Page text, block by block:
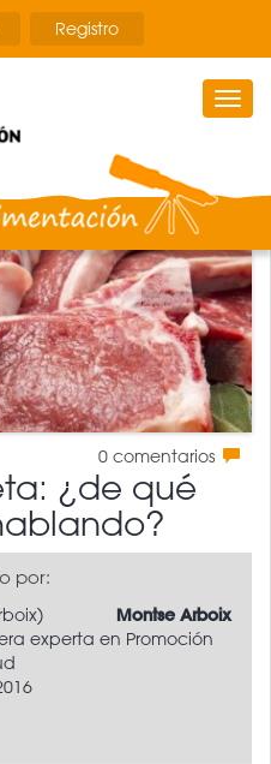
Registro
0 comentarios
¿de qué
por:
Montse Arboix
experta en Promoción